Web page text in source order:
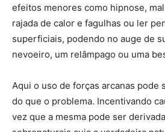
efeitos menores como hipnose,
rajada de calor e fagulhas ou ler
superficiais, podendo no auge de
nevoeiro, um relâmpago ou uma
Aqui o uso de forças arcanas pode
do que o problema. Incentivando
vez que a mesma pode ser